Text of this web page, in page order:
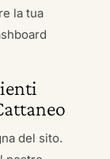
la tua
del sito.